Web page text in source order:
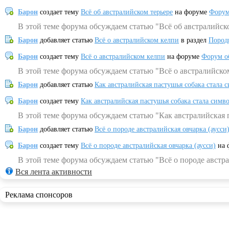
Барон создает тему Всё об австралийском терьере на форуме
В этой теме форума обсуждаем статью "Всё об
Барон добавляет статью Всё о австралийском келпи в раздел
Барон создает тему Всё о австралийском келпи на форуме Форум
В этой теме форума обсуждаем статью "Всё о
Барон добавляет статью Как австралийская пастушья собака
Барон создает тему Как австралийская пастушья собака стала
В этой теме форума обсуждаем статью "Как
Барон добавляет статью Всё о породе австралийская овчарка (аусси)
Барон создает тему Всё о породе австралийская овчарка (аусси) на
В этой теме форума обсуждаем статью "Всё о породе
Вся лента активности
Реклама спонсоров